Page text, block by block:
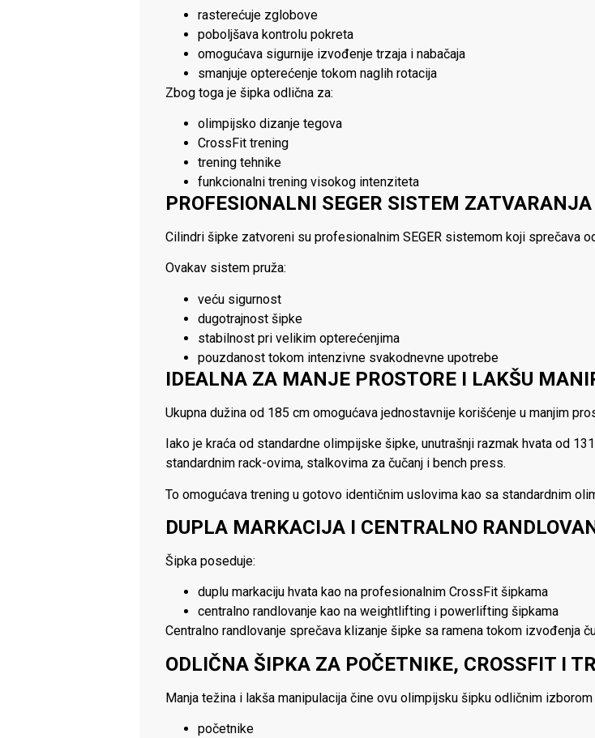
rasterećuje zglobove
poboljšava kontrolu pokreta
omogućava sigurnije izvođenje trzaja i nabačaja
smanjuje opterećenje tokom naglih rotacija
Zbog toga je šipka odlična za:
olimpijsko dizanje tegova
CrossFit trening
trening tehnike
funkcionalni trening visokog intenziteta
PROFESIONALNI SEGER SISTEM
Cilindri šipke zatvoreni su profesionalnim SEGER sistemom koji sprečava
Ovakav sistem pruža:
veću sigurnost
dugotrajnost šipke
stabilnost pri velikim opterećenjima
pouzdanost tokom intenzivne svakodnevne upotrebe
IDEALNA ZA MANJE PROSTORE I LAKŠU
Ukupna dužina od 185 cm omogućava jednostavnije korišćenje u manjim
Iako je kraća od standardne olimpijske šipke, unutrašnji razmak hvata od
standardnim rack-ovima, stalkovima za čučanj i bench press.
To omogućava trening u gotovo identičnim uslovima kao sa standardnim
DUPLA MARKACIJA I CENTRALNO
Šipka poseduje:
duplu markaciju hvata kao na profesionalnim CrossFit šipkama
centralno randlovanje kao na weightlifting i powerlifting šipkama
Centralno randlovanje sprečava klizanje šipke sa ramena tokom izvođenja
ODLIČNA ŠIPKA ZA POČETNIKE, CROSSFIT I
Manja težina i lakša manipulacija čine ovu olimpijsku šipku odličnim izborom
početnike